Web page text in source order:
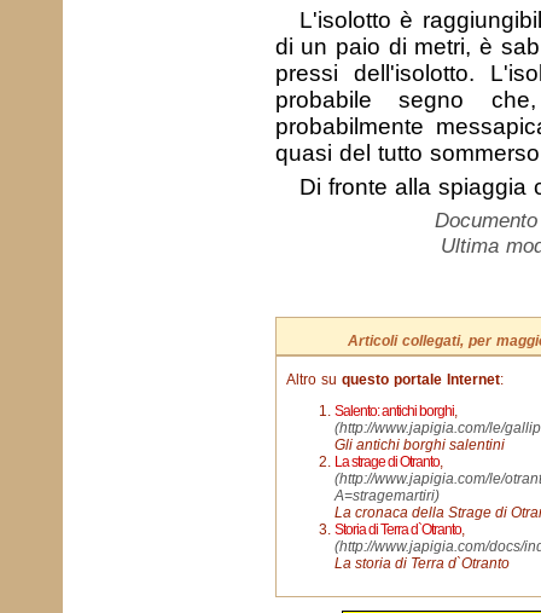
L'isolotto è
di un paio di metri, è
pressi dell'isolotto.
probabile segno
probabilmente
quasi del tutto
Di fronte alla spiaggia
Ultima
Articoli collegati, per
Altro su questo portale Internet:
Salento: antichi borghi,
(http://www.japigia.com/le/
Gli antichi borghi salentini
La strage di Otranto,
(http://www.japigia.com/le/
A=stragemartiri)
La cronaca della Strage di
Storia di Terra d`Otranto,
(http://www.japigia.com/docs/
La storia di Terra d`Otranto